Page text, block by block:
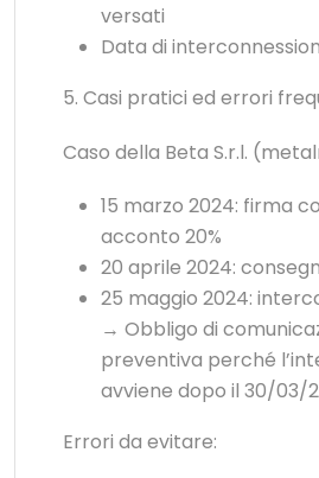
versati
Data di
5. Casi pratici ed errori
Caso della Beta S.r.l.
15 marzo 2024: firma
acconto 20%
20 aprile 2024:
25 maggio 2024:
→ Obbligo di
preventiva perché
avviene dopo il 30/03/
Errori da evitare: